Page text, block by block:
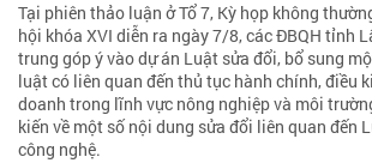
Tại phiên thảo luận ở Tổ 7, Kỳ họp không
hội khóa XVI diễn ra ngày 7/8, các ĐBQH tỉnh
trung góp ý vào dự án Luật sửa đổi, bổ sung
luật có liên quan đến thủ tục hành chính, điều
doanh trong lĩnh vực nông nghiệp và môi
kiến về một số nội dung sửa đổi liên quan đến
công nghệ.